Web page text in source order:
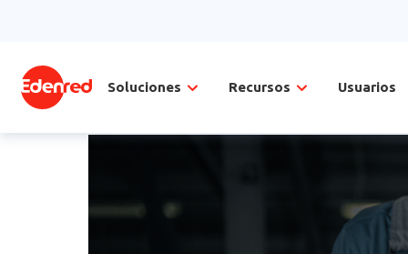
Soluciones Recursos Usuarios